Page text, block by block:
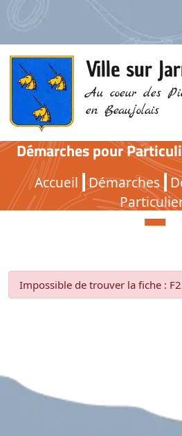
Ville sur
Au coeur des
en Beaujolais
Démarches pour
Accueil Démarches
Démarches pour
Impossible de trouver la fiche :